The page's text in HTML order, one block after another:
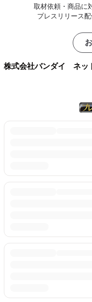
取材依頼・商品に
プレスリリース
株式会社バンダイ ネッ